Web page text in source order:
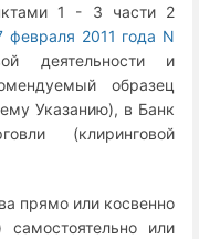
1 - 3 части 2
февраля 2011 года N
деятельности и
образец
Указанию), в Банк
(клиринговой
прямо или косвенно
или